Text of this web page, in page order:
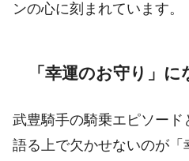
ンの心に刻まれています。
「幸運のお守り」
武豊騎手の騎乗エピソード
語る上で欠かせないのが